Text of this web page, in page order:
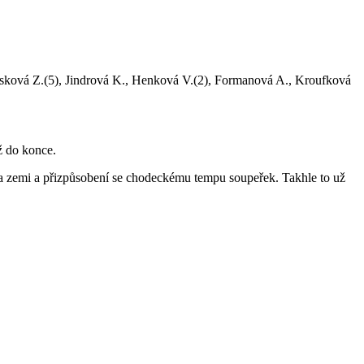
Z.(5), Jindrová K., Henková V.(2), Formanová A., Kroufková
do konce.
a přizpůsobení se chodeckému tempu soupeřek. Takhle to už